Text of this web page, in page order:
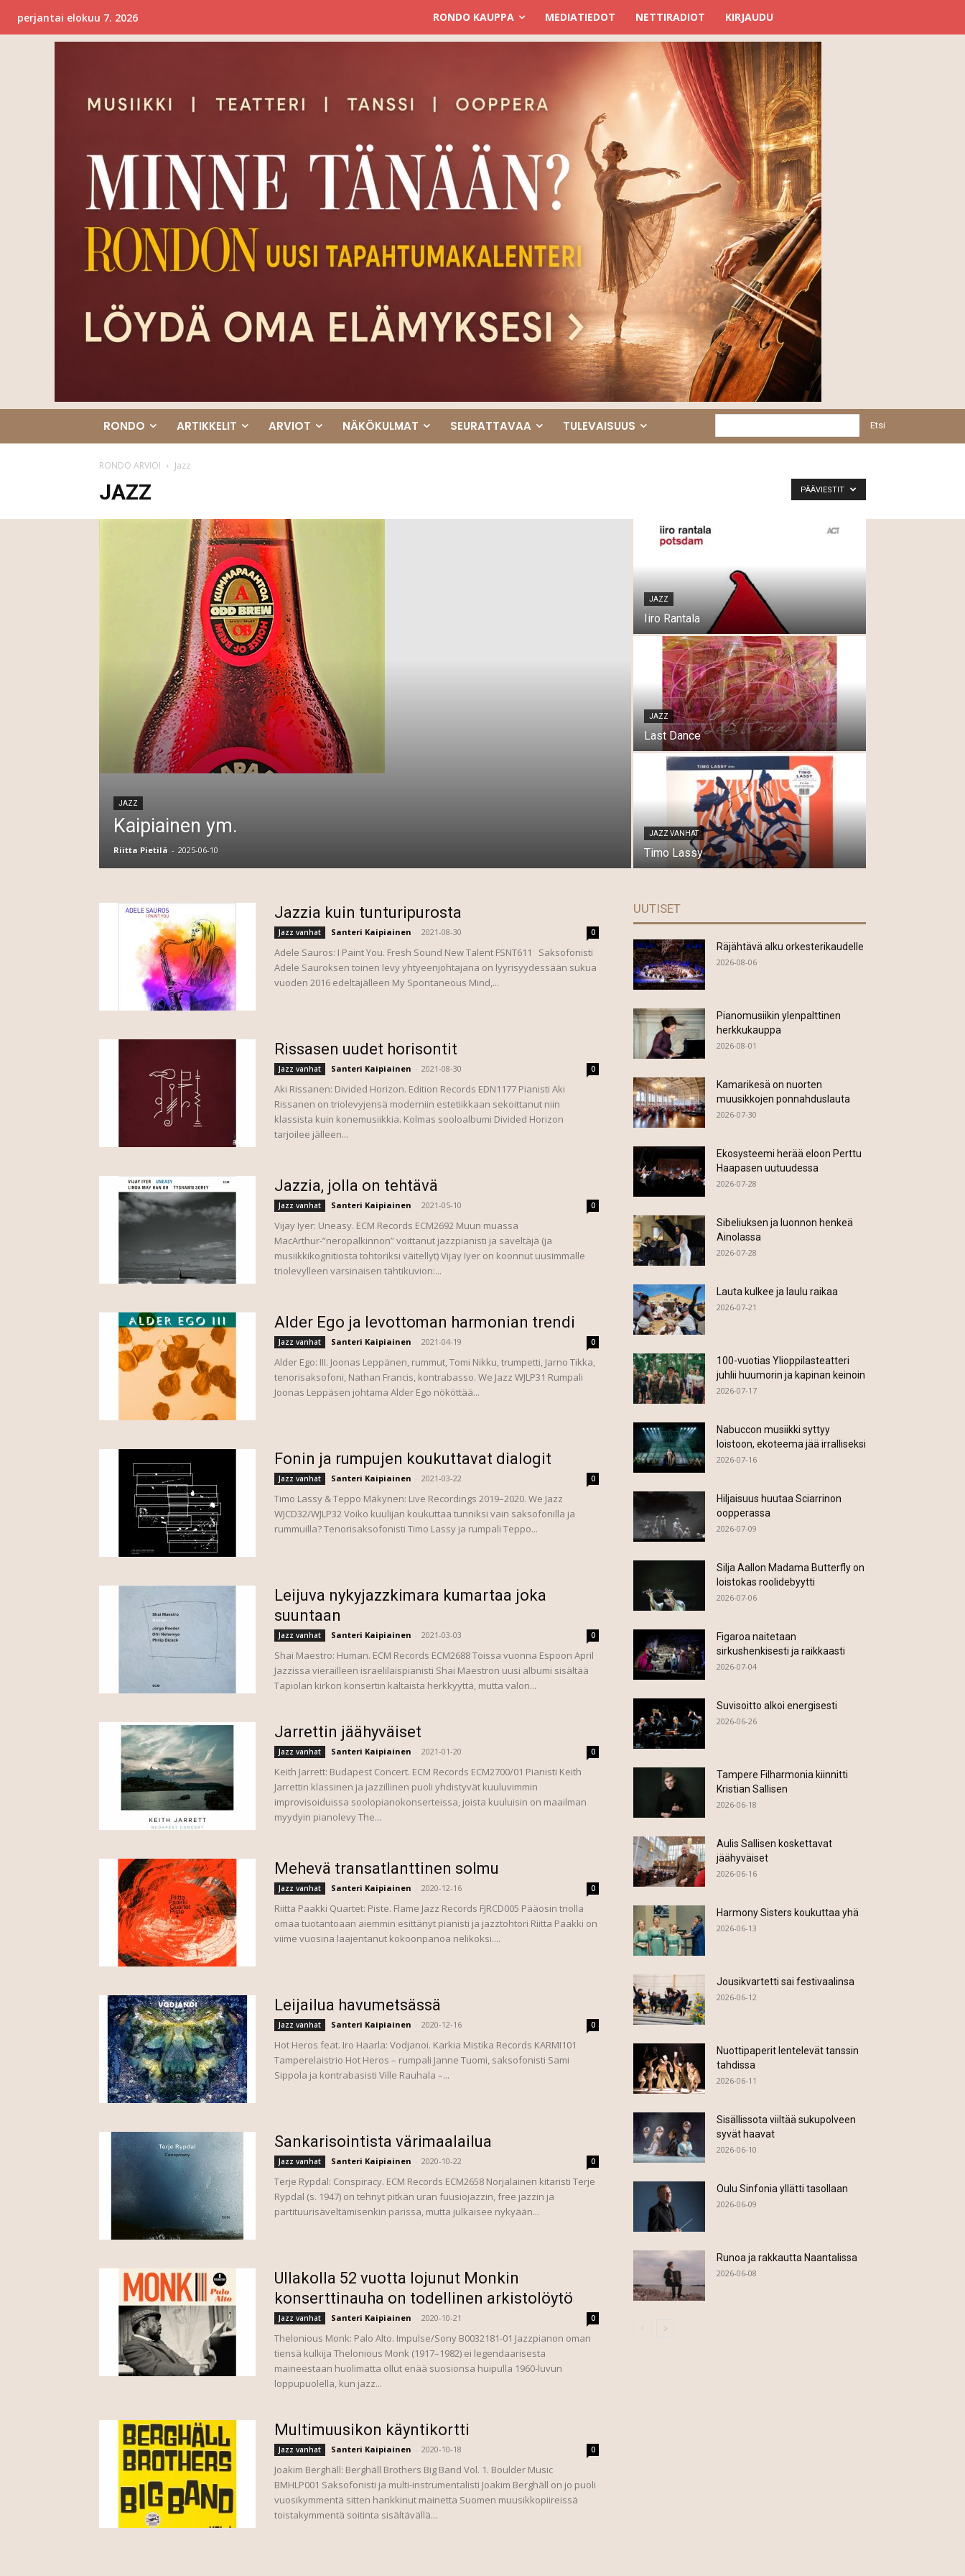
perjantai elokuu 7. 2026 RONDO KAUPPA MEDIATIEDOT NETTIRADIOT KIRJAUDU
RONDO ARTIKKELIT ARVIOT NÄKÖKULMAT SEURATTAVAA TULEVAISUUS Etsi
RONDO ARVIOI Jazz
JAZZ PÄÄVIESTIT
JAZZ
Kaipiainen ym.
Riitta Pietilä - 2025-06-10
JAZZ
Iiro Rantala
JAZZ
Last Dance
JAZZ VANHAT
Timo Lassy
Jazzia kuin tunturipurosta
Jazz vanhat Santeri Kaipiainen - 2021-08-30 0
Adele Sauros: I Paint You. Fresh Sound New Talent FSNT611 Saksofonisti
Adele Sauroksen toinen levy yhtyeenjohtajana on lyyrisyydessään sukua
vuoden 2016 edeltäjälleen My Spontaneous Mind,...
Rissasen uudet horisontit
Jazz vanhat Santeri Kaipiainen - 2021-08-30 0
Aki Rissanen: Divided Horizon. Edition Records EDN1177 Pianisti Aki
Rissanen on triolevyjensä moderniin estetiikkaan sekoittanut niin
klassista kuin konemusiikkia. Kolmas sooloalbumi Divided Horizon
tarjoilee jälleen...
Jazzia, jolla on tehtävä
Jazz vanhat Santeri Kaipiainen - 2021-05-10 0
Vijay Iyer: Uneasy. ECM Records ECM2692 Muun muassa
MacArthur-”neropalkinnon” voittanut jazzpianisti ja säveltäjä (ja
musiikkikognitiosta tohtoriksi väitellyt) Vijay Iyer on koonnut uusimmalle
triolevylleen varsinaisen tähtikuvion:...
Alder Ego ja levottoman harmonian trendi
Jazz vanhat Santeri Kaipiainen - 2021-04-19 0
Alder Ego: III. Joonas Leppänen, rummut, Tomi Nikku, trumpetti, Jarno Tikka,
tenorisaksofoni, Nathan Francis, kontrabasso. We Jazz WJLP31 Rumpali
Joonas Leppäsen johtama Alder Ego nököttää...
Fonin ja rumpujen koukuttavat dialogit
Jazz vanhat Santeri Kaipiainen - 2021-03-22 0
Timo Lassy & Teppo Mäkynen: Live Recordings 2019–2020. We Jazz
WJCD32/WJLP32 Voiko kuulijan koukuttaa tunniksi vain saksofonilla ja
rummuilla? Tenorisaksofonisti Timo Lassy ja rumpali Teppo...
Leijuva nykyjazzkimara kumartaa joka
suuntaan
Jazz vanhat Santeri Kaipiainen - 2021-03-03 0
Shai Maestro: Human. ECM Records ECM2688 Toissa vuonna Espoon April
Jazzissa vierailleen israelilaispianisti Shai Maestron uusi albumi sisältää
Tapiolan kirkon konsertin kaltaista herkkyyttä, mutta valon...
Jarrettin jäähyväiset
Jazz vanhat Santeri Kaipiainen - 2021-01-20 0
Keith Jarrett: Budapest Concert. ECM Records ECM2700/01 Pianisti Keith
Jarrettin klassinen ja jazzillinen puoli yhdistyvät kuuluvimmin
improvisoiduissa soolopianokonserteissa, joista kuuluisin on maailman
myydyin pianolevy The...
Mehevä transatlanttinen solmu
Jazz vanhat Santeri Kaipiainen - 2020-12-16 0
Riitta Paakki Quartet: Piste. Flame Jazz Records FJRCD005 Pääosin triolla
omaa tuotantoaan aiemmin esittänyt pianisti ja jazztohtori Riitta Paakki on
viime vuosina laajentanut kokoonpanoa nelikoksi....
Leijailua havumetsässä
Jazz vanhat Santeri Kaipiainen - 2020-12-16 0
Hot Heros feat. Iro Haarla: Vodjanoi. Karkia Mistika Records KARMI101
Tamperelaistrio Hot Heros – rumpali Janne Tuomi, saksofonisti Sami
Sippola ja kontrabasisti Ville Rauhala –...
Sankarisointista värimaalailua
Jazz vanhat Santeri Kaipiainen - 2020-10-22 0
Terje Rypdal: Conspiracy. ECM Records ECM2658 Norjalainen kitaristi Terje
Rypdal (s. 1947) on tehnyt pitkän uran fuusiojazzin, free jazzin ja
partituurisäveltämisenkin parissa, mutta julkaisee nykyään...
Ullakolla 52 vuotta lojunut Monkin
konserttinauha on todellinen arkistolöytö
Jazz vanhat Santeri Kaipiainen - 2020-10-21 0
Thelonious Monk: Palo Alto. Impulse/Sony B0032181-01 Jazzpianon oman
tiensä kulkija Thelonious Monk (1917–1982) ei legendaarisesta
maineestaan huolimatta ollut enää suosionsa huipulla 1960-luvun
loppupuolella, kun jazz...
Multimuusikon käyntikortti
Jazz vanhat Santeri Kaipiainen - 2020-10-18 0
Joakim Berghäll: Berghäll Brothers Big Band Vol. 1. Boulder Music
BMHLP001 Saksofonisti ja multi-instrumentalisti Joakim Berghäll on jo puoli
vuosikymmentä sitten hankkinut mainetta Suomen muusikkopiireissä
toistakymmentä soitinta sisältävällä...
UUTISET
Räjähtävä alku orkesterikaudelle
2026-08-06
Pianomusiikin ylenpalttinen
herkkukauppa
2026-08-01
Kamarikesä on nuorten
muusikkojen ponnahduslauta
2026-07-30
Ekosysteemi herää eloon Perttu
Haapasen uutuudessa
2026-07-28
Sibeliuksen ja luonnon henkeä
Ainolassa
2026-07-28
Lauta kulkee ja laulu raikaa
2026-07-21
100-vuotias Ylioppilasteatteri
juhlii huumorin ja kapinan keinoin
2026-07-17
Nabuccon musiikki syttyy
loistoon, ekoteema jää irralliseksi
2026-07-16
Hiljaisuus huutaa Sciarrinon
oopperassa
2026-07-09
Silja Aallon Madama Butterfly on
loistokas roolidebyytti
2026-07-06
Figaroa naitetaan
sirkushenkisesti ja raikkaasti
2026-07-04
Suvisoitto alkoi energisesti
2026-06-26
Tampere Filharmonia kiinnitti
Kristian Sallisen
2026-06-18
Aulis Sallisen koskettavat
jäähyväiset
2026-06-16
Harmony Sisters koukuttaa yhä
2026-06-13
Jousikvartetti sai festivaalinsa
2026-06-12
Nuottipaperit lentelevät tanssin
tahdissa
2026-06-11
Sisällissota viiltää sukupolveen
syvät haavat
2026-06-10
Oulu Sinfonia yllätti tasollaan
2026-06-09
Runoa ja rakkautta Naantalissa
2026-06-08